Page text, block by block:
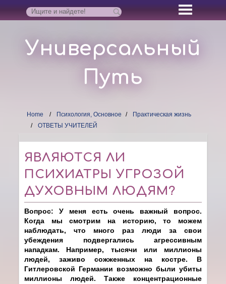
Универсальный
Путь
Home Психология, Основное
Практическая жизнь
ОТВЕТЫ УЧИТЕЛЕЙ
ЯВЛЯЮТСЯ ЛИ
ПСИХИАТРЫ УГРОЗОЙ
ДУХОВНЫМ ЛЮДЯМ?
Вопрос: У меня есть очень важный вопрос.
Когда мы смотрим на историю, то можем
наблюдать, что много раз люди за свои
убеждения подвергались агрессивным
нападкам. Например, тысячи или миллионы
людей, заживо сожженных на костре. В
Гитлеровской Германии возможно были убиты
миллионы людей. Также концентрационные